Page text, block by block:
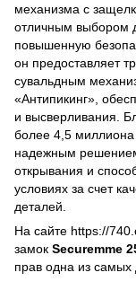
механизма с
отличным выбором
повышенную
он предоставляет
сувальдным
«Антипикинг»,
и высверливания.
более 4,5 миллиона
надежным
открывания и
условиях за счет
деталей.
На сайте https://
замок Securemme
прав одна из самых